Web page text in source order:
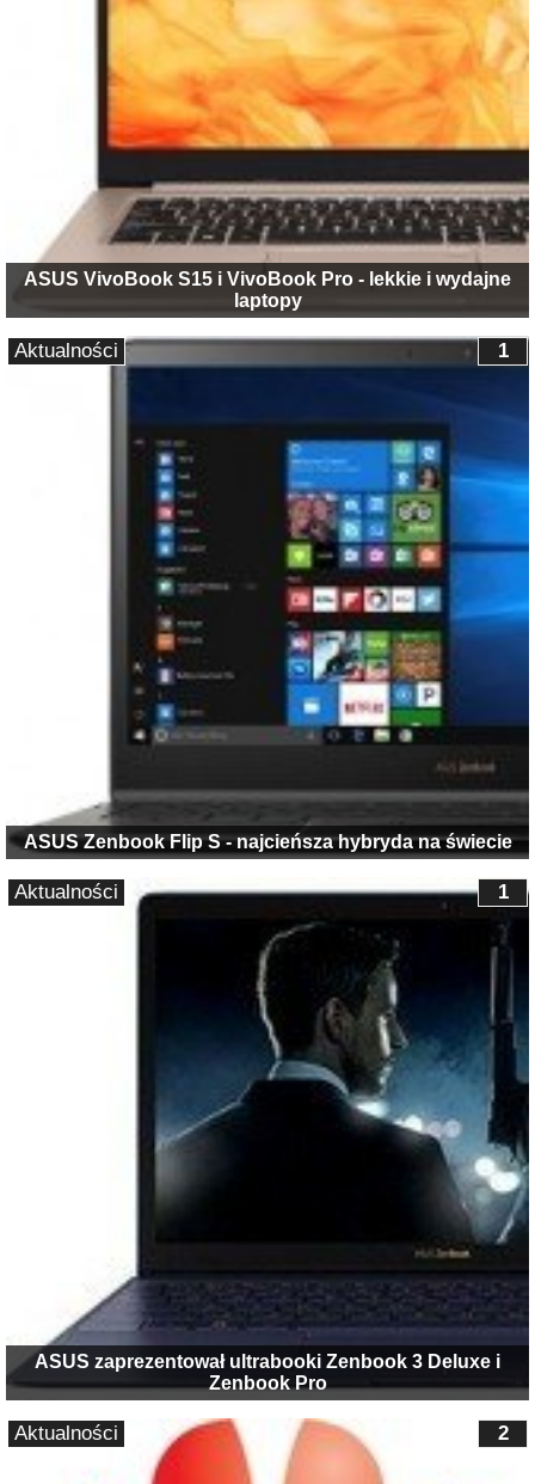
ASUS VivoBook S15 i VivoBook Pro - lekkie i wydajne
laptopy
ASUS Zenbook Flip S - najcieńsza hybryda na świecie
1
Aktualności
ASUS zaprezentował ultrabooki Zenbook 3 Deluxe i
Zenbook Pro
1
Aktualności
2
Aktualności